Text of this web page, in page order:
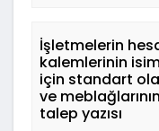
İşletmelerin
kalemlerinin
için standart
ve
talep yazısı